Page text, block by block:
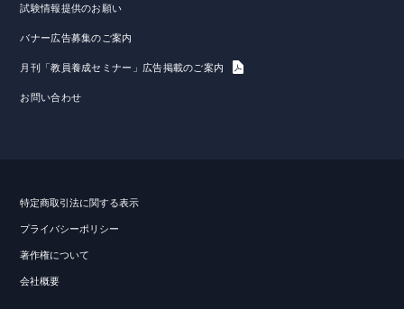
試験情報提供のお願い
バナー広告募集のご案内
月刊「教員養成セミナー」広告掲載のご案内
お問い合わせ
特定商取引法に関する表示
プライバシーポリシー
著作権について
会社概要